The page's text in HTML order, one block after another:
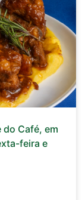
do Café, em
feira e